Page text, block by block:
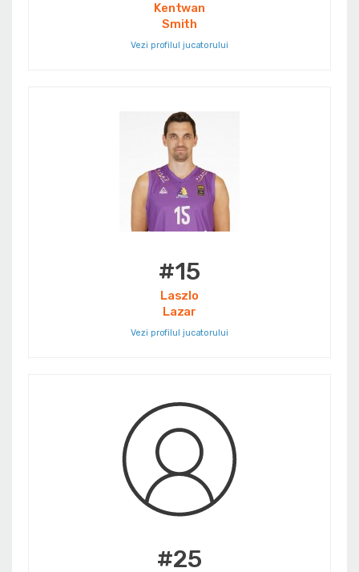
Kentwan
Smith
Vezi profilul jucatorului
#15
Laszlo
Lazar
Vezi profilul jucatorului
#25